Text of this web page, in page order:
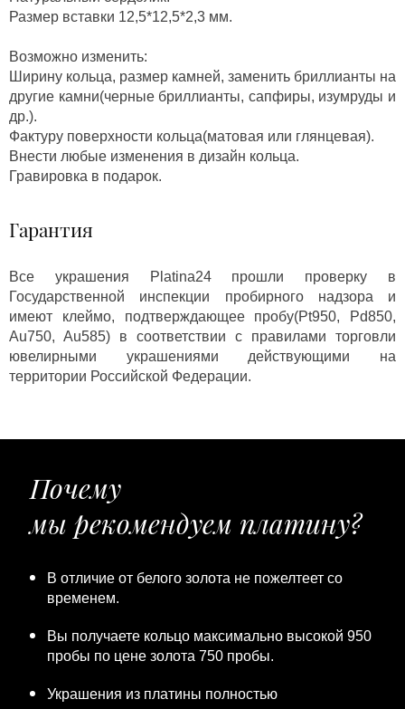
Размер вставки 12,5*12,5*2,3 мм.
Возможно изменить:
Ширину кольца, размер камней, заменить бриллианты на
другие камни(черные бриллианты, сапфиры, изумруды и
др.).
Фактуру поверхности кольца(матовая или глянцевая).
Внести любые изменения в дизайн кольца.
Гравировка в подарок.
Гарантия
Все украшения Platina24 прошли проверку в
Государственной инспекции пробирного надзора и
имеют клеймо, подтверждающее пробу(Pt950, Pd850,
Au750, Au585) в соответствии с правилами торговли
ювелирными украшениями действующими на
территории Российской Федерации.
Почему
мы рекомендуем платину?
В отличие от белого золота не пожелтеет со
временем.
Вы получаете кольцо максимально высокой 950
пробы по цене золота 750 пробы.
Украшения из платины полностью